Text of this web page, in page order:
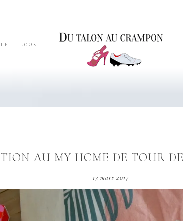
LOOK
AU MY HOME DE TOUR
13 mars 2017